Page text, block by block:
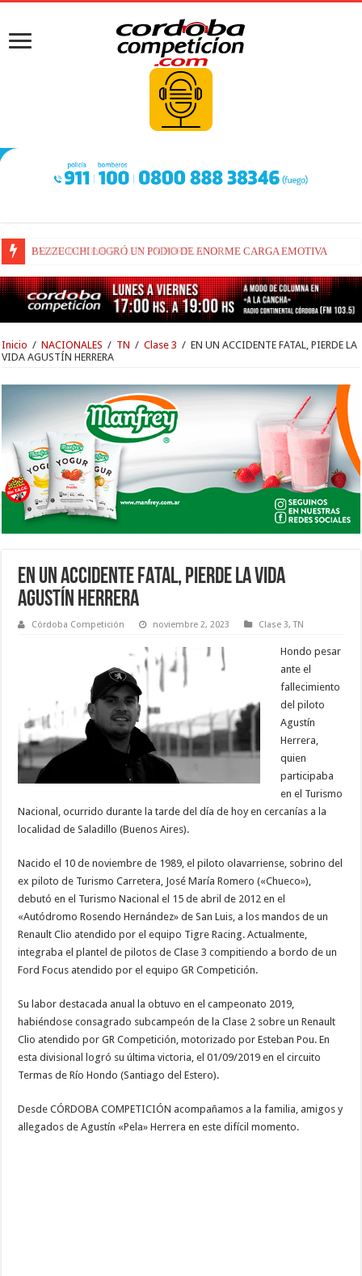
BEZZECCHI LOGRÓ UN PODIO DE ENORME CARGA EMOTIVA
Inicio / NACIONALES / TN / Clase 3 / EN UN ACCIDENTE FATAL, PIERDE LA
VIDA AGUSTÍN HERRERA
EN UN ACCIDENTE FATAL, PIERDE LA VIDA
AGUSTÍN HERRERA
Córdoba Competición noviembre 2, 2023 Clase 3,TN
Hondo pesar
ante el
fallecimiento
del piloto
Agustín
Herrera,
quien
participaba
en el Turismo
Nacional, ocurrido durante la tarde del día de hoy en cercanías a la
localidad de Saladillo (Buenos Aires).
Nacido el 10 de noviembre de 1989, el piloto olavarriense, sobrino del
ex piloto de Turismo Carretera, José María Romero («Chueco»),
debutó en el Turismo Nacional el 15 de abril de 2012 en el
«Autódromo Rosendo Hernández» de San Luis, a los mandos de un
Renault Clio atendido por el equipo Tigre Racing. Actualmente,
integraba el plantel de pilotos de Clase 3 compitiendo a bordo de un
Ford Focus atendido por el equipo GR Competición.
Su labor destacada anual la obtuvo en el campeonato 2019,
habiéndose consagrado subcampeón de la Clase 2 sobre un Renault
Clio atendido por GR Competición, motorizado por Esteban Pou. En
esta divisional logró su última victoria, el 01/09/2019 en el circuito
Termas de Río Hondo (Santiago del Estero).
Desde CÓRDOBA COMPETICIÓN acompañamos a la familia, amigos y
allegados de Agustín «Pela» Herrera en este difícil momento.